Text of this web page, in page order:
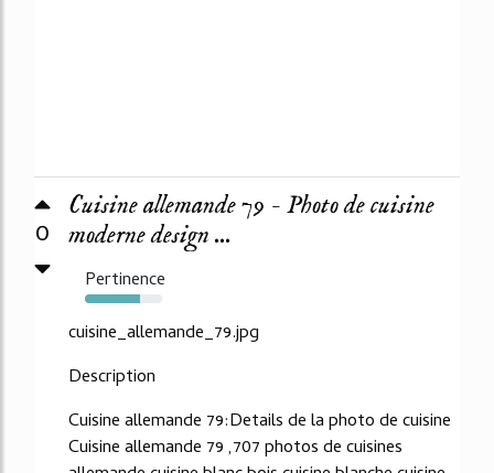
0
Cuisine allemande 79 - Photo de cuisine
moderne design ...
Pertinence
71%
cuisine_allemande_79.jpg
Description
Cuisine allemande 79:Details de la photo de cuisine
Cuisine allemande 79 ,707 photos de cuisines